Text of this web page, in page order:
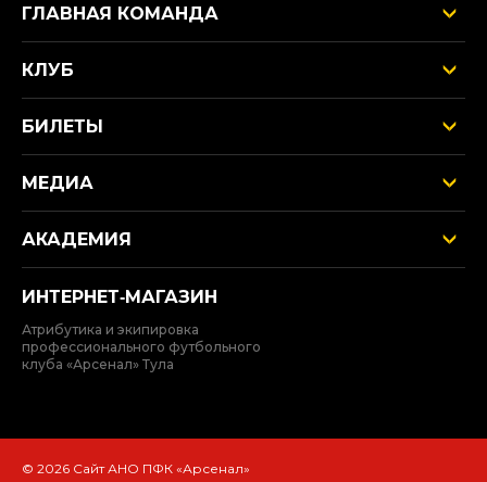
ГЛАВНАЯ КОМАНДА
КЛУБ
БИЛЕТЫ
МЕДИА
АКАДЕМИЯ
ИНТЕРНЕТ‑МАГАЗИН
Атрибутика и экипировка
профессионального футбольного
клуба «Арсенал» Тула
© 2026 Сайт АНО ПФК «Арсенал»